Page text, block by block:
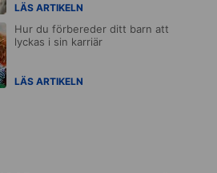
LÄS ARTIKELN
Hur du förbereder ditt barn att
lyckas i sin karriär
LÄS ARTIKELN